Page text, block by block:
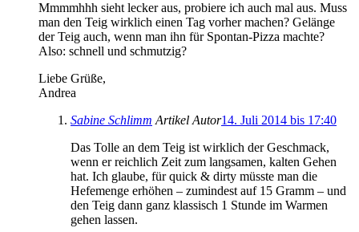
Mmmmhhh sieht lecker aus, probiere ich auch mal aus. Muss
man den Teig wirklich einen Tag vorher machen? Gelänge
der Teig auch, wenn man ihn für Spontan-Pizza machte?
Also: schnell und schmutzig?
Liebe Grüße,
Andrea
Sabine Schlimm Artikel Autor14. Juli 2014 bis 17:40
Das Tolle an dem Teig ist wirklich der Geschmack,
wenn er reichlich Zeit zum langsamen, kalten Gehen
hat. Ich glaube, für quick & dirty müsste man die
Hefemenge erhöhen – zumindest auf 15 Gramm – und
den Teig dann ganz klassisch 1 Stunde im Warmen
gehen lassen.